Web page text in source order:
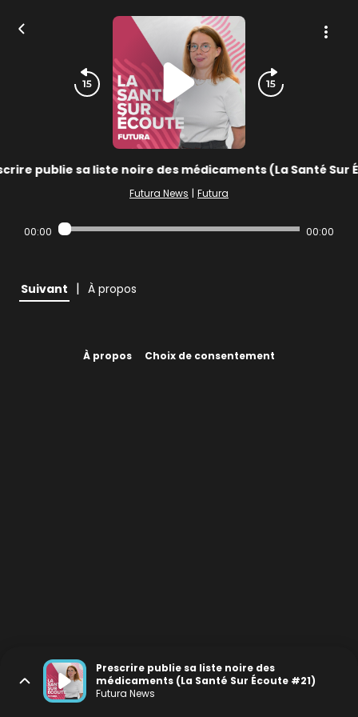
publie sa liste noire des médicaments (La Santé Sur
Futura News | Futura
00:00 00:00
Suivant | À propos
À propos Choix de consentement
Prescrire publie sa liste noire des
médicaments (La Santé Sur Écoute #21)
Futura News